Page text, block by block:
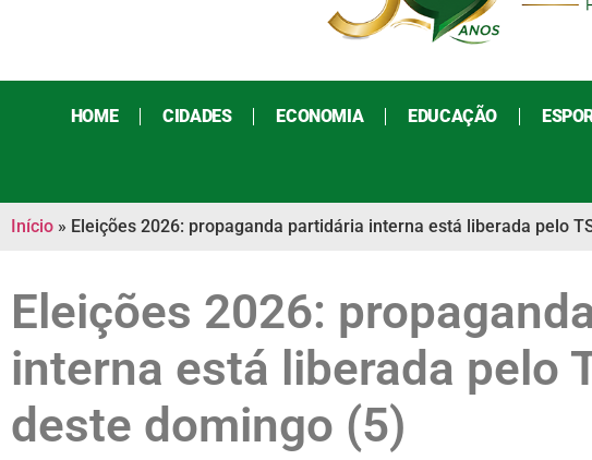
HOME CIDADES ECONOMIA EDUCAÇÃO
Início » Eleições 2026: propaganda partidária interna está liberada pelo
Eleições 2026:
interna está liberada pelo
deste domingo (5)